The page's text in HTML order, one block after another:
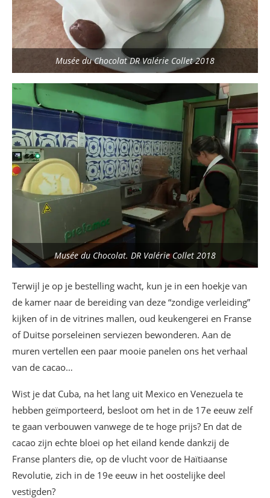
Musée du Chocolat DR Valérie Collet 2018
Musée du Chocolat. DR Valérie Collet 2018
Terwijl je op je bestelling wacht, kun je in een hoekje van
de kamer naar de bereiding van deze “zondige verleiding”
kijken of in de vitrines mallen, oud keukengerei en Franse
of Duitse porseleinen serviezen bewonderen. Aan de
muren vertellen een paar mooie panelen ons het verhaal
van de cacao…
Wist je dat Cuba, na het lang uit Mexico en Venezuela te
hebben geïmporteerd, besloot om het in de 17e eeuw zelf
te gaan verbouwen vanwege de te hoge prijs? En dat de
cacao zijn echte bloei op het eiland kende dankzij de
Franse planters die, op de vlucht voor de Haïtiaanse
Revolutie, zich in de 19e eeuw in het oostelijke deel
vestigden?